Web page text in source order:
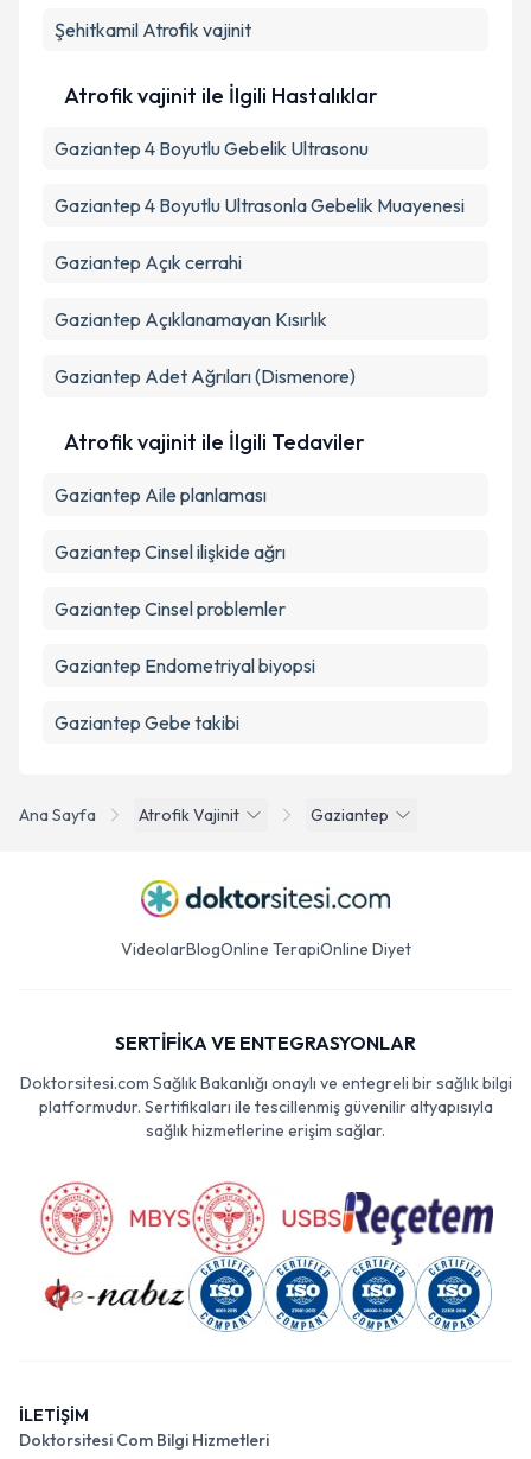
Ana Sayfa Atrofik Vajinit Gaziantep
Şehitkamil Atrofik vajinit
Atrofik vajinit ile İlgili Hastalıklar
Gaziantep 4 Boyutlu Gebelik Ultrasonu
Gaziantep 4 Boyutlu Ultrasonla Gebelik Muayenesi
Gaziantep Açık cerrahi
Gaziantep Açıklanamayan Kısırlık
Gaziantep Adet Ağrıları (Dismenore)
Atrofik vajinit ile İlgili Tedaviler
Gaziantep Aile planlaması
Gaziantep Cinsel ilişkide ağrı
Gaziantep Cinsel problemler
Gaziantep Endometriyal biyopsi
Gaziantep Gebe takibi
VideolarBlogOnline TerapiOnline Diyet
SERTİFİKA VE ENTEGRASYONLAR
Doktorsitesi.com Sağlık Bakanlığı onaylı ve entegreli bir sağlık bilgi
platformudur. Sertifikaları ile tescillenmiş güvenilir altyapısıyla
sağlık hizmetlerine erişim sağlar.
İLETİŞİM
Doktorsitesi Com Bilgi Hizmetleri